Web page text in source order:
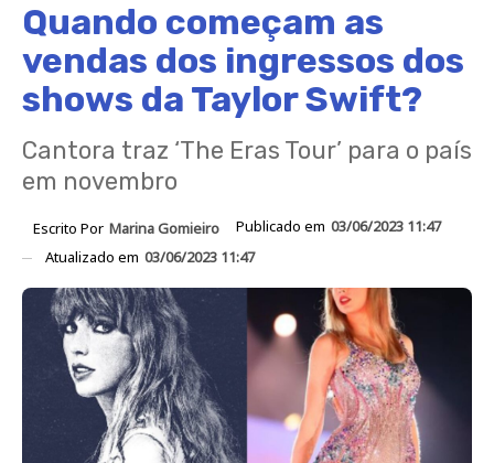
Quando começam as
vendas dos ingressos dos
shows da Taylor Swift?
Cantora traz ‘The Eras Tour’ para o país
em novembro
Escrito Por Marina Gomieiro Publicado em 03/06/2023 11:47
Atualizado em 03/06/2023 11:47